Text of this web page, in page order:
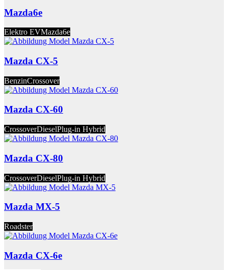
Mazda6e
Elektro EVMazda6e
Mazda CX-5
BenzinCrossover
Mazda CX-60
CrossoverDieselPlug-in Hybrid
Mazda CX-80
CrossoverDieselPlug-in Hybrid
Mazda MX-5
Roadster
Mazda CX-6e